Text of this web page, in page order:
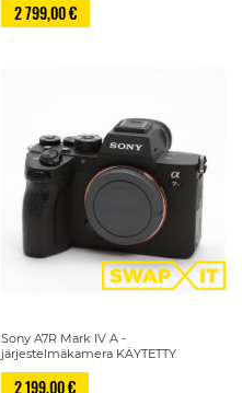
2 799,00 €
Sony A7R Mark IV A -
järjestelmäkamera KÄYTETTY
2 199,00 €